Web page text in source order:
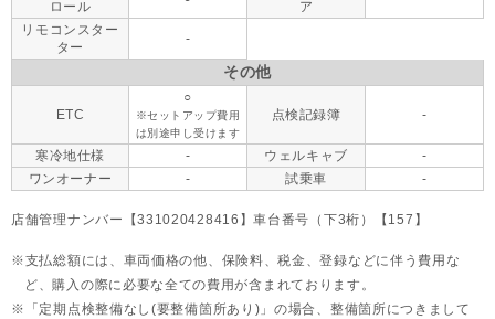
ロール
ア
リモコンスター
ター
-
その他
ETC
○
※セットアップ費用
は別途申し受けます
点検記録簿 -
寒冷地仕様 - ウェルキャブ
-
ワンオーナー
- 試乗車 -
店舗管理ナンバー【331020428416】車台番号（下3桁）【157】
支払総額には、車両価格の他、保険料、税金、登録などに伴う費用な
ど、購入の際に必要な全ての費用が含まれております。
「定期点検整備なし(要整備箇所あり)」の場合、整備箇所につきまして